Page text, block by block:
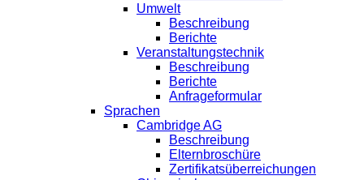
Umwelt
Beschreibung
Berichte
Veranstaltungstechnik
Beschreibung
Berichte
Anfrageformular
Sprachen
Cambridge AG
Beschreibung
Elternbroschüre
Zertifikatsüberreichungen